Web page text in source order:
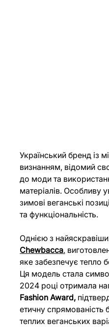
Український бренд із
визнанням, відомий
до моди та
матеріалів. Особливу
зимові веганські
та функціональність.
Однією з
Chewbacca,
яке забезпечує тепло
Ця модель стала
2024 році отримала
Fashion Award,
етичну спрямованість
теплих веганських